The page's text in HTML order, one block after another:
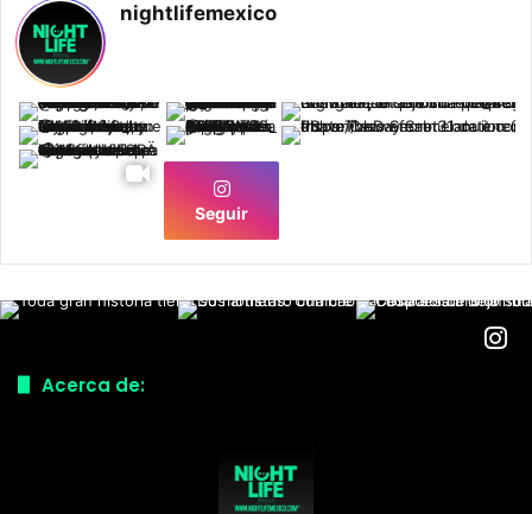
nightlifemexico
Seguir
Acerca de: